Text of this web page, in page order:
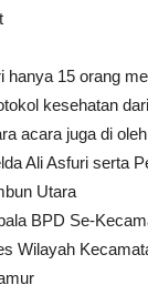
hanya 15 orang
kesehatan
acara juga di
Ali Asfuri serta
Utara
BPD Se-
Wilayah